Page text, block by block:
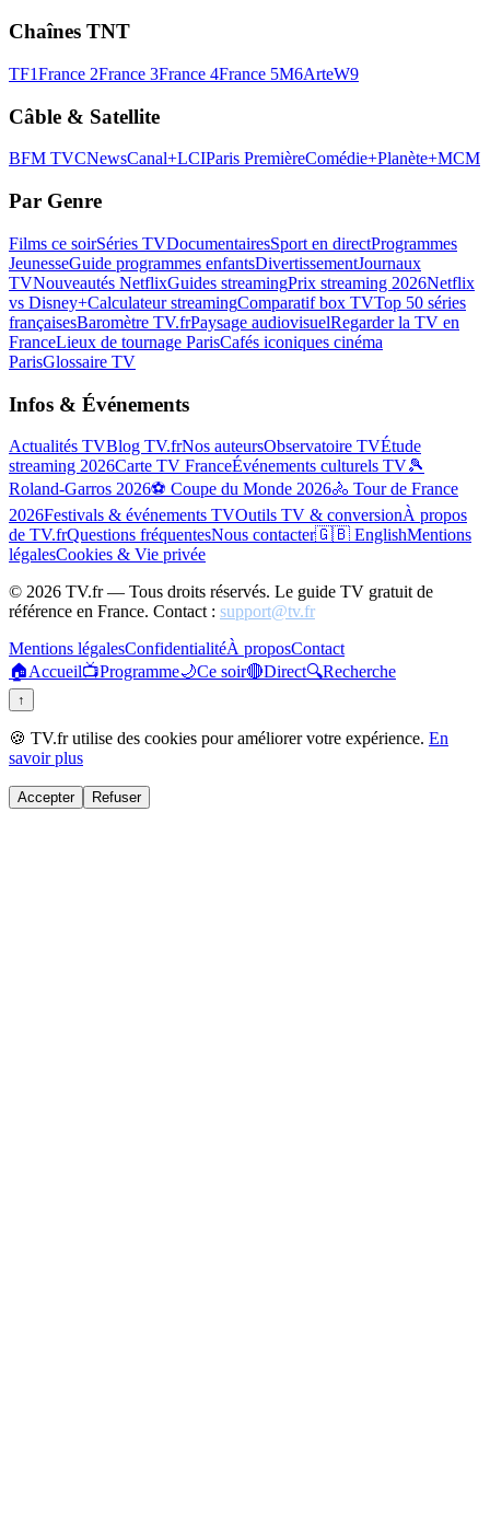
Chaînes TNT
TF1France 2France 3France 4France 5M6ArteW9
Câble & Satellite
BFM TVCNewsCanal+LCIParis PremièreComédie+Planète+MCM
Par Genre
Films ce soirSéries TVDocumentairesSport en directProgrammes
JeunesseGuide programmes enfantsDivertissementJournaux
TVNouveautés NetflixGuides streamingPrix streaming 2026Netflix
vs Disney+Calculateur streamingComparatif box TVTop 50 séries
françaisesBaromètre TV.frPaysage audiovisuelRegarder la TV en
FranceLieux de tournage ParisCafés iconiques cinéma
ParisGlossaire TV
Infos & Événements
Actualités TVBlog TV.frNos auteursObservatoire TVÉtude
streaming 2026Carte TV FranceÉvénements culturels TV🎾
Roland-Garros 2026⚽ Coupe du Monde 2026🚴 Tour de France
2026Festivals & événements TVOutils TV & conversionÀ propos
de TV.frQuestions fréquentesNous contacter🇬🇧 EnglishMentions
légalesCookies & Vie privée
© 2026 TV.fr — Tous droits réservés. Le guide TV gratuit de
référence en France. Contact : support@tv.fr
Mentions légalesConfidentialitéÀ proposContact
🏠Accueil📺Programme🌙Ce soir🔴Direct🔍Recherche
↑
🍪 TV.fr utilise des cookies pour améliorer votre expérience. En
savoir plus
Accepter Refuser